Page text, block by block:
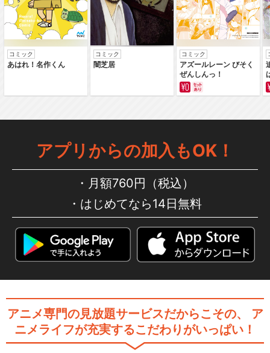
コミック
あはれ！名作くん
コミック
闇芝居
コミック
アズールレーン びそく
ぜんしんっ！
アプリからの加入もOK！
月額760円（税込）
はじめてなら14日無料
アニメ専門の見放題サービスだからこその、
ア
ニメライフが充実するこだわりがいっぱい！